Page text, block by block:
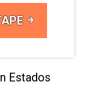
Estados